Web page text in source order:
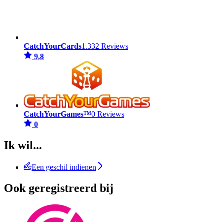
CatchYourCards1.332 Reviews
9,8
CatchYourGames™0 Reviews
0
Ik wil...
Een geschil indienen
Ook geregistreerd bij